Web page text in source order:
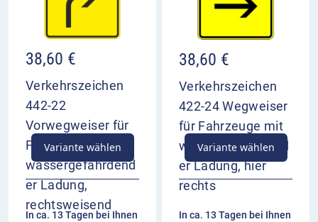
38,60 €
Verkehrszeichen
442-22
Vorwegweiser für
Fahrzeuge mit
wassergefährdend
er Ladung,
rechtsweisend
Variante wählen
In ca. 13 Tagen bei Ihnen
38,60 €
Verkehrszeichen
422-24 Wegweiser
für Fahrzeuge mit
wassergefährdend
er Ladung, hier
rechts
Variante wählen
In ca. 13 Tagen bei Ihnen